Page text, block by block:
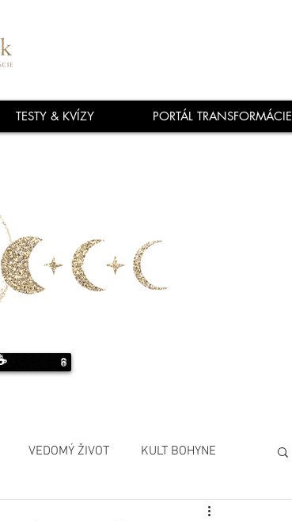
TESTY & KVÍZY PORTÁL TRANSFORMÁCIE
VEDOMÝ ŽIVOT KULT BOHYNE